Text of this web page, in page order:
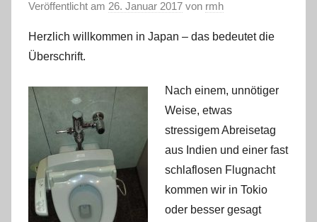
Veröffentlicht am 26. Januar 2017 von rmh
Herzlich willkommen in Japan – das bedeutet die
Überschrift.
Nach einem, unnötiger
Weise, etwas
stressigem Abreisetag
aus Indien und einer fast
schlaflosen Flugnacht
kommen wir in Tokio
oder besser gesagt